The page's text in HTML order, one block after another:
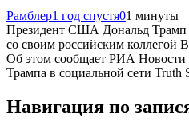
Рамблер1 год спустя01 минуты
Президент США Дональд Трамп
со своим российским
Об этом сообщает РИА Новости
Трампа в социальной сети Truth
Навигация по